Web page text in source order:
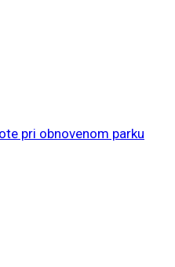
pri obnovenom parku